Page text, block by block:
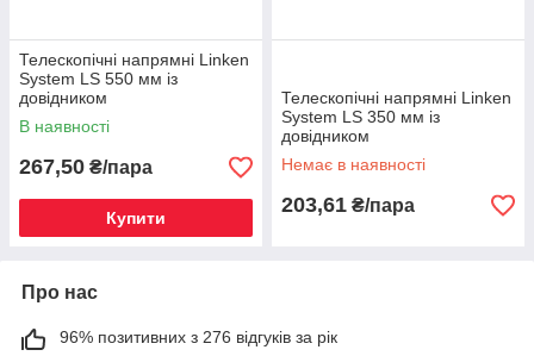
Телескопічні напрямні Linken
System LS 550 мм із
довідником
В наявності
267,50 ₴/пара
Купити
Телескопічні напрямні Linken
System LS 350 мм із
довідником
Немає в наявності
203,61 ₴/пара
Про нас
96% позитивних з 276 відгуків за рік